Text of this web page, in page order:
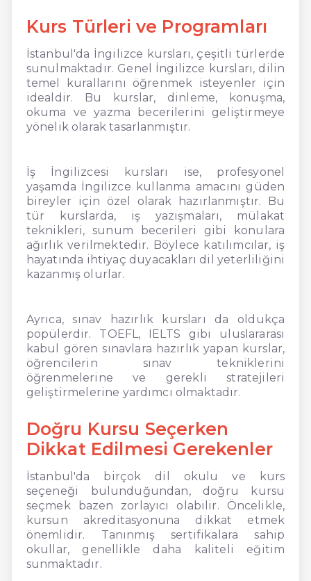
Kurs Türleri ve Programları
İstanbul'da İngilizce kursları, çeşitli türlerde
sunulmaktadır. Genel İngilizce kursları, dilin
temel kurallarını öğrenmek isteyenler için
idealdir. Bu kurslar, dinleme, konuşma,
okuma ve yazma becerilerini geliştirmeye
yönelik olarak tasarlanmıştır.
İş İngilizcesi kursları ise, profesyonel
yaşamda İngilizce kullanma amacını güden
bireyler için özel olarak hazırlanmıştır. Bu
tür kurslarda, iş yazışmaları, mülakat
teknikleri, sunum becerileri gibi konulara
ağırlık verilmektedir. Böylece katılımcılar, iş
hayatında ihtiyaç duyacakları dil yeterliliğini
kazanmış olurlar.
Ayrıca, sınav hazırlık kursları da oldukça
popülerdir. TOEFL, IELTS gibi uluslararası
kabul gören sınavlara hazırlık yapan kurslar,
öğrencilerin sınav tekniklerini
öğrenmelerine ve gerekli stratejileri
geliştirmelerine yardımcı olmaktadır.
Doğru Kursu Seçerken
Dikkat Edilmesi Gerekenler
İstanbul'da birçok dil okulu ve kurs
seçeneği bulunduğundan, doğru kursu
seçmek bazen zorlayıcı olabilir. Öncelikle,
kursun akreditasyonuna dikkat etmek
önemlidir. Tanınmış sertifikalara sahip
okullar, genellikle daha kaliteli eğitim
sunmaktadır.